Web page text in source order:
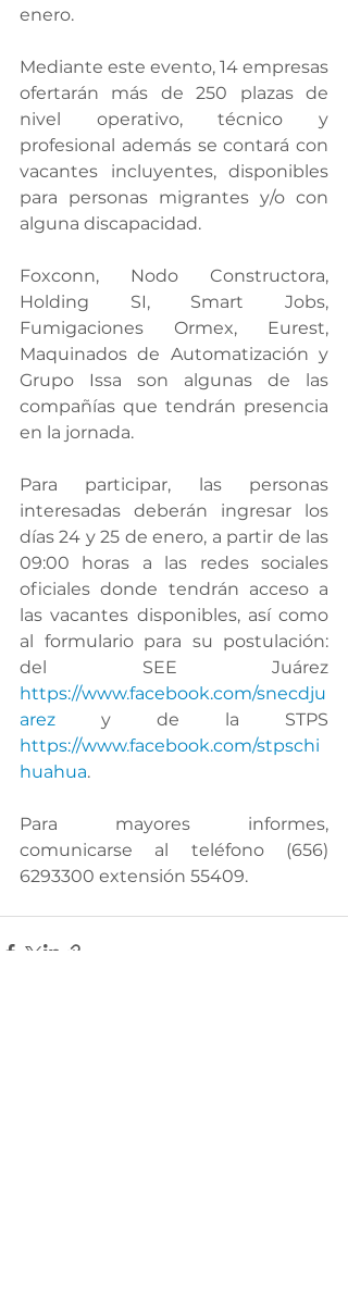
enero.
Mediante este evento, 14 empresas
ofertarán más de 250 plazas de
nivel operativo, técnico y
profesional además se contará con
vacantes incluyentes, disponibles
para personas migrantes y/o con
alguna discapacidad.
Foxconn, Nodo Constructora,
Holding SI, Smart Jobs,
Fumigaciones Ormex, Eurest,
Maquinados de Automatización y
Grupo Issa son algunas de las
compañías que tendrán presencia
en la jornada.
Para participar, las personas
interesadas deberán ingresar los
días 24 y 25 de enero, a partir de las
09:00 horas a las redes sociales
oficiales donde tendrán acceso a
las vacantes disponibles, así como
al formulario para su postulación:
https://www.facebook.com/snecdju
arez
https://www.facebook.com/stpschi
huahua.
Para mayores informes,
comunicarse al teléfono (656)
6293300 extensión 55409.